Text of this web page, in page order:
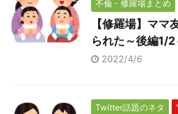
不倫・修羅場まとめ
【修羅場】ママ
られた～後編1/2
2022/4/6
Twitter話題のネタ